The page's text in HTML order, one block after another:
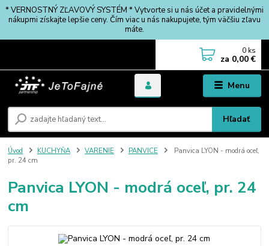
* VERNOSTNÝ ZĽAVOVÝ SYSTÉM * Vytvorte si u nás účet a pravidelnými
nákupmi získajte lepšie ceny. Čím viac u nás nakupujete, tým väčšiu zľavu
máte.
Menu
Hľadať
0 ks
za 0,00 €
Úvod KUCHYŇA VARENIE PANVICE
Panvica LYON - modrá oceľ,
pr. 24 cm
Panvica LYON - modrá oceľ, pr. 24
cm